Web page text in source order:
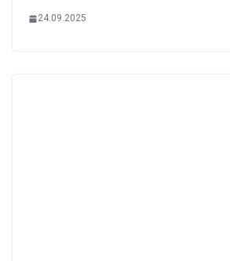
24.09.2025